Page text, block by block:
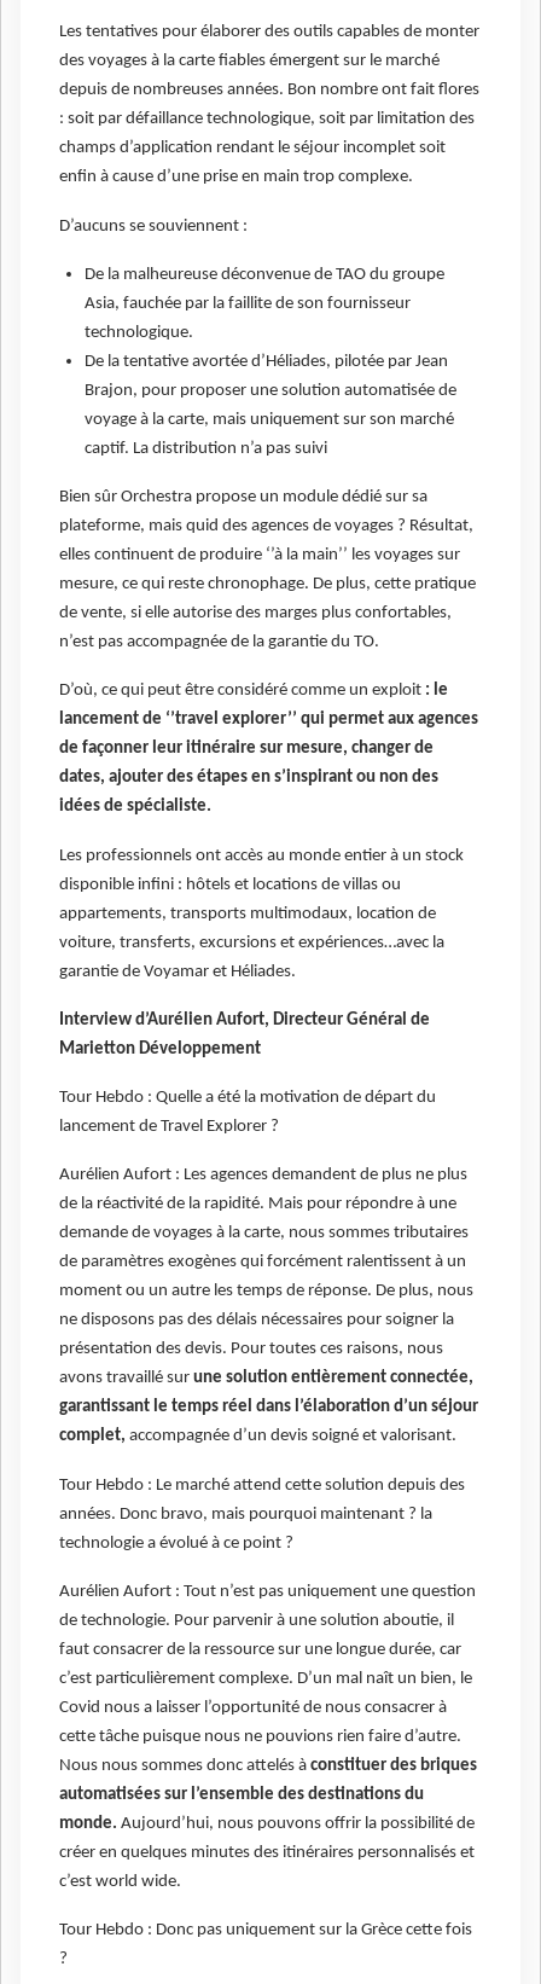
Les tentatives pour élaborer des outils capables de monter
des voyages à la carte fiables émergent sur le marché
depuis de nombreuses années. Bon nombre ont fait flores
: soit par défaillance technologique, soit par limitation des
champs d’application rendant le séjour incomplet soit
enfin à cause d’une prise en main trop complexe.
D’aucuns se souviennent :
De la malheureuse déconvenue de TAO du groupe
Asia, fauchée par la faillite de son fournisseur
technologique.
De la tentative avortée d’Héliades, pilotée par Jean
Brajon, pour proposer une solution automatisée de
voyage à la carte, mais uniquement sur son marché
captif. La distribution n’a pas suivi
Bien sûr Orchestra propose un module dédié sur sa
plateforme, mais quid des agences de voyages ? Résultat,
elles continuent de produire ‘’à la main’’ les voyages sur
mesure, ce qui reste chronophage. De plus, cette pratique
de vente, si elle autorise des marges plus confortables,
n’est pas accompagnée de la garantie du TO.
D’où, ce qui peut être considéré comme un exploit : le
lancement de ‘’travel explorer’’ qui permet aux agences
de façonner leur itinéraire sur mesure, changer de
dates, ajouter des étapes en s’inspirant ou non des
idées de spécialiste.
Les professionnels ont accès au monde entier à un stock
disponible infini : hôtels et locations de villas ou
appartements, transports multimodaux, location de
voiture, transferts, excursions et expériences…avec la
garantie de Voyamar et Héliades.
Interview d’Aurélien Aufort, Directeur Général de
Marietton Développement
Tour Hebdo : Quelle a été la motivation de départ du
lancement de Travel Explorer ?
Aurélien Aufort : Les agences demandent de plus ne plus
de la réactivité de la rapidité. Mais pour répondre à une
demande de voyages à la carte, nous sommes tributaires
de paramètres exogènes qui forcément ralentissent à un
moment ou un autre les temps de réponse. De plus, nous
ne disposons pas des délais nécessaires pour soigner la
présentation des devis. Pour toutes ces raisons, nous
avons travaillé sur une solution entièrement connectée,
garantissant le temps réel dans l’élaboration d’un séjour
complet, accompagnée d’un devis soigné et valorisant.
Tour Hebdo : Le marché attend cette solution depuis des
années. Donc bravo, mais pourquoi maintenant ? la
technologie a évolué à ce point ?
Aurélien Aufort : Tout n’est pas uniquement une question
de technologie. Pour parvenir à une solution aboutie, il
faut consacrer de la ressource sur une longue durée, car
c’est particulièrement complexe. D’un mal naît un bien, le
Covid nous a laisser l’opportunité de nous consacrer à
cette tâche puisque nous ne pouvions rien faire d’autre.
Nous nous sommes donc attelés à constituer des briques
automatisées sur l’ensemble des destinations du
monde. Aujourd’hui, nous pouvons offrir la possibilité de
créer en quelques minutes des itinéraires personnalisés et
c’est world wide.
Tour Hebdo : Donc pas uniquement sur la Grèce cette fois
?